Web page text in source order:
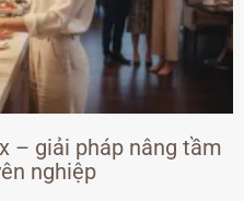
– giải pháp nâng tầm
nghiệp